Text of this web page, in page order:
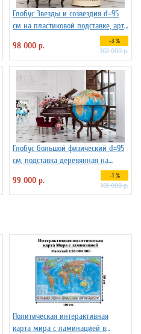
Глобус Звезды и созвездия d=95
см на пластиковой подставке, арт.
98 000 р. -3 %
102 000 р.
Глобус большой физический d=95
см, подставка деревянная на
99 000 р. -1 %
101 000 р.
Политическая интерактивная
карта мира с ламинацией в